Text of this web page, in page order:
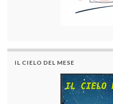
IL CIELO DEL MESE